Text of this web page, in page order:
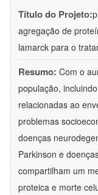
Título do Projeto:
agregação de
lamarck para o
Resumo: Com o
população,
relacionadas ao
problemas
doenças
Parkinson e
compartilham um
proteica e morte